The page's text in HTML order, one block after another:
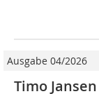
Ausgabe 04/2026
Timo